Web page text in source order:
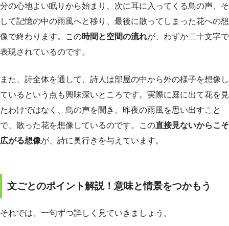
分の心地よい眠りから始まり、次に耳に入ってくる鳥の声、そ
して記憶の中の雨風へと移り、最後に散ってしまった花への想
像で終わります。この時間と空間の流れが、わずか二十文字で
表現されているのです。
また、詩全体を通して、詩人は部屋の中から外の様子を想像し
ているという点も興味深いところです。実際に庭に出て花を見
たわけではなく、鳥の声を聞き、昨夜の雨風を思い出すこと
で、散った花を想像しているのです。この直接見ないからこそ
広がる想像が、詩に奥行きを与えています。
文ごとのポイント解説！意味と情景をつかもう
それでは、一句ずつ詳しく見ていきましょう。